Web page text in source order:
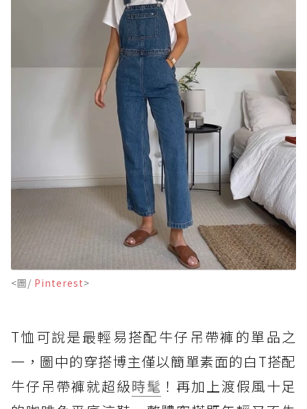
<圖/ Pinterest>
T恤可說是最輕易搭配牛仔吊帶褲的單品之
一，圖中的穿搭博主僅以簡單素面的白T搭配
牛仔吊帶褲就超級時髦 ！再加上渡假風十足